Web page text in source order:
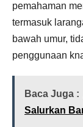
pemahaman
termasuk
bawah umur,
penggunaan
Baca Juga :
Salurkan